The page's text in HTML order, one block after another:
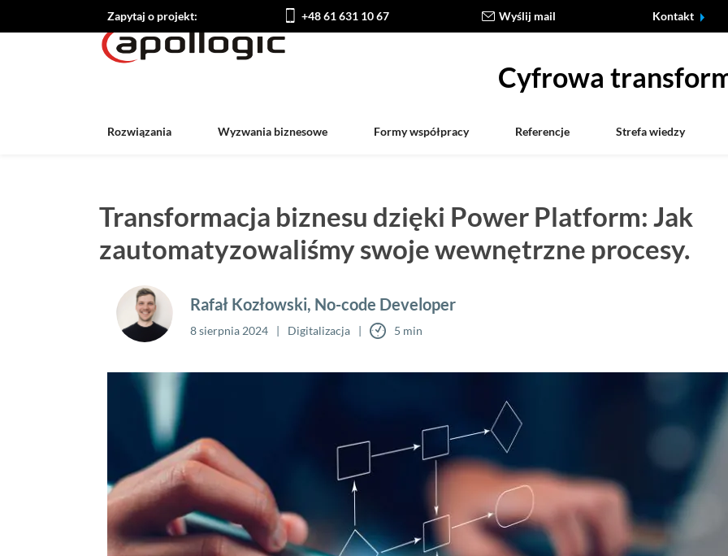
Zapytaj o projekt: +48 61 631 10 67 Wyślij mail Kontakt
Cyfrowa
Rozwiązania Wyzwania biznesowe Formy współpracy Referencje Strefa wiedzy
Transformacja biznesu dzięki Power Platform: Jak
zautomatyzowaliśmy swoje wewnętrzne procesy.
Rafał Kozłowski, No-code Developer
8 sierpnia 2024 Digitalizacja 5 min